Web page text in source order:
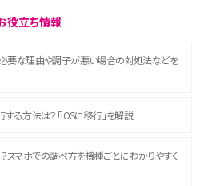
役立ち情報
必要な理由や調子が悪い場合の対処法などを
る方法は？「iOSに移行」を解説
マホでの調べ方を機種ごとにわかりやすく